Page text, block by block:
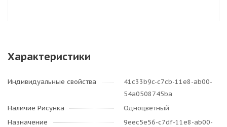
Характеристики
Индивидуальные свойства
41c33b9c-c7cb-11e8-ab00-
54a0508745ba
Наличие Рисунка
Одноцветный
Назначение
9eec5e56-c7df-11e8-ab00-